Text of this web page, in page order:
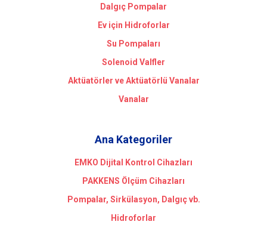
Dalgıç Pompalar
Ev için Hidroforlar
Su Pompaları
Solenoid Valfler
Aktüatörler ve Aktüatörlü Vanalar
Vanalar
Ana Kategoriler
EMKO Dijital Kontrol Cihazları
PAKKENS Ölçüm Cihazları
Pompalar, Sirkülasyon, Dalgıç vb.
Hidroforlar